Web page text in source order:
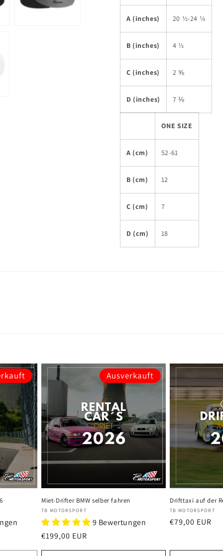
A (inches) 20 ½-24 ¼
B (inches) 4 ½
C (inches) 2 ⅝
D (inches) 7 ⅛
ONE SIZE
A (cm) 52-61
B (cm) 12
C (cm) 7
D (cm) 18
Ausverkauft
Miet-Drifter BMW selber fahren
Anbieter:
TB MOTORSPORT
9 Bewertungen
Normaler
€199,00 EUR
Drifttaxi auf der
Anbieter:
TB MOTORSPORT
Normaler
€79,00 EUR